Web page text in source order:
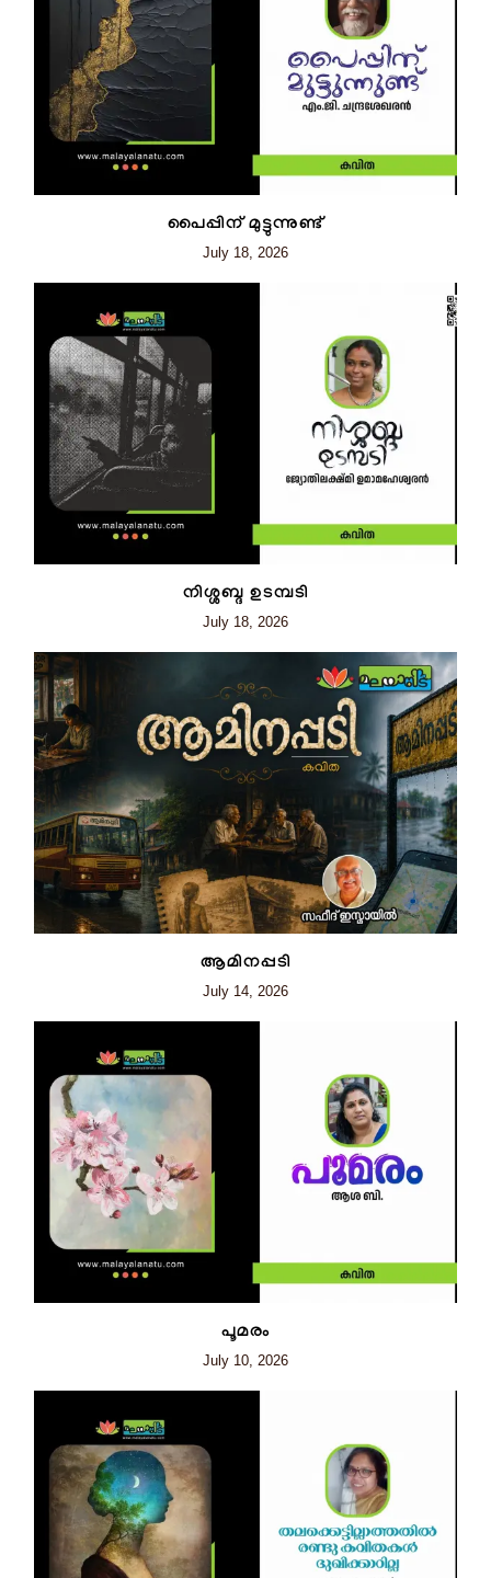
പൈപ്പിന് മുട്ടുന്നുണ്ട്
July 18, 2026
നിശ്ശബ്ദ ഉടമ്പടി
July 18, 2026
ആമിനപ്പടി
July 14, 2026
പൂമരം
July 10, 2026